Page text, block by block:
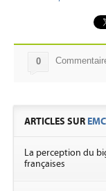
0
ARTICLES SUR EMC
La perception du
françaises